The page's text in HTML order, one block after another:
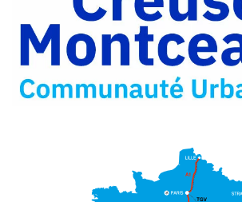
Twitter
Partager
par
e-
mail